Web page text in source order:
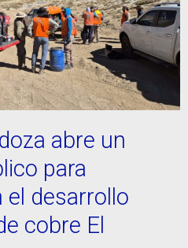
abre un
para
desarrollo
cobre El